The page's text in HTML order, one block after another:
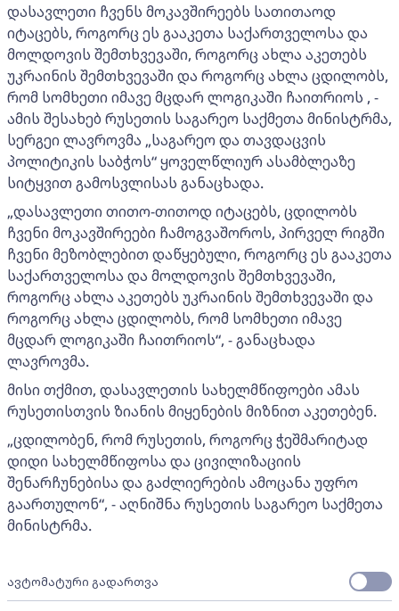
დასავლეთი ჩვენს მოკავშირეებს სათითაოდ
იტაცებს, როგორც ეს გააკეთა საქართველოსა და
მოლდოვის შემთხვევაში, როგორც ახლა აკეთებს
უკრაინის შემთხვევაში და როგორც ახლა ცდილობს,
რომ სომხეთი იმავე მცდარ ლოგიკაში ჩაითრიოს , -
ამის შესახებ რუსეთის საგარეო საქმეთა მინისტრმა,
სერგეი ლავროვმა „საგარეო და თავდაცვის
პოლიტიკის საბჭოს“ ყოველწლიურ ასამბლეაზე
სიტყვით გამოსვლისას განაცხადა.
„დასავლეთი თითო-თითოდ იტაცებს, ცდილობს
ჩვენი მოკავშირეები ჩამოგვაშოროს, პირველ რიგში
ჩვენი მეზობლებით დაწყებული, როგორც ეს გააკეთა
საქართველოსა და მოლდოვის შემთხვევაში,
როგორც ახლა აკეთებს უკრაინის შემთხვევაში და
როგორც ახლა ცდილობს, რომ სომხეთი იმავე
მცდარ ლოგიკაში ჩაითრიოს“, - განაცხადა
ლავროვმა.
მისი თქმით, დასავლეთის სახელმწიფოები ამას
რუსეთისთვის ზიანის მიყენების მიზნით აკეთებენ.
„ცდილობენ, რომ რუსეთის, როგორც ჭეშმარიტად
დიდი სახელმწიფოსა და ცივილიზაციის
შენარჩუნებისა და გაძლიერების ამოცანა უფრო
გაართულონ“, - აღნიშნა რუსეთის საგარეო საქმეთა
მინისტრმა.
ავტომატური გადართვა